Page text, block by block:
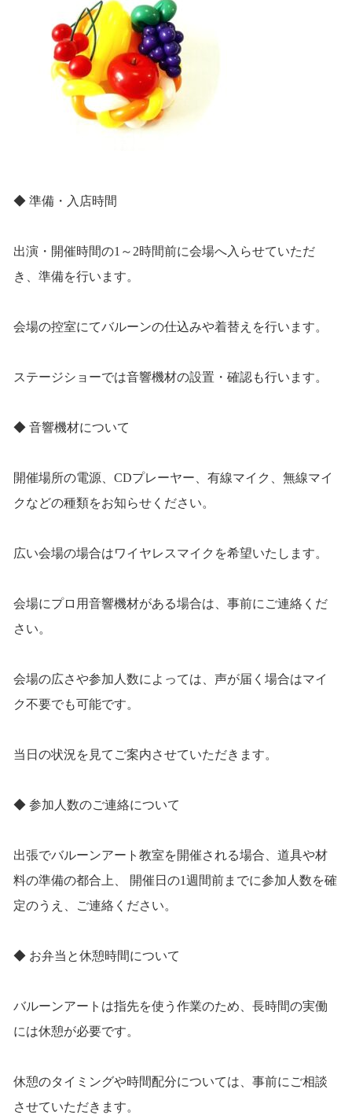
◆ 準備・入店時間
出演・開催時間の1～2時間前に会場へ入らせていただ
き、準備を行います。
会場の控室にてバルーンの仕込みや着替えを行います。
ステージショーでは音響機材の設置・確認も行います。
◆ 音響機材について
開催場所の電源、CDプレーヤー、有線マイク、無線マイ
クなどの種類をお知らせください。
広い会場の場合はワイヤレスマイクを希望いたします。
会場にプロ用音響機材がある場合は、事前にご連絡くだ
さい。
会場の広さや参加人数によっては、声が届く場合はマイ
ク不要でも可能です。
当日の状況を見てご案内させていただきます。
◆ 参加人数のご連絡について
出張でバルーンアート教室を開催される場合、道具や材
料の準備の都合上、 開催日の1週間前までに参加人数を確
定のうえ、ご連絡ください。
◆ お弁当と休憩時間について
バルーンアートは指先を使う作業のため、長時間の実働
には休憩が必要です。
休憩のタイミングや時間配分については、事前にご相談
させていただきます。